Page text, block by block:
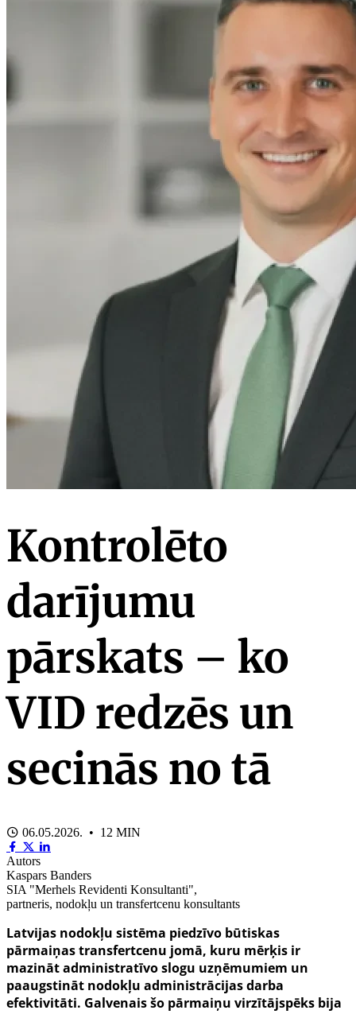
Kontrolēto
darījumu
pārskats – ko
VID redzēs un
secinās no tā
06.05.2026. • 12 MIN
Autors
Kaspars Banders
SIA "Merhels Revidenti Konsultanti",
partneris, nodokļu un transfertcenu konsultants
Latvijas nodokļu sistēma piedzīvo būtiskas
pārmaiņas transfertcenu jomā, kuru mērķis ir
mazināt administratīvo slogu uzņēmumiem un
paaugstināt nodokļu administrācijas darba
efektivitāti. Galvenais šo pārmaiņu virzītājspēks bija